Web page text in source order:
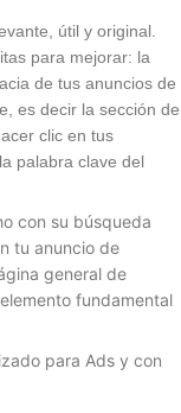
útil y original.
para mejorar: la
de tus anuncios de
es decir la sección de
clic en tus
palabra clave del
con su búsqueda
tu anuncio de
general de
fundamental
para Ads y con